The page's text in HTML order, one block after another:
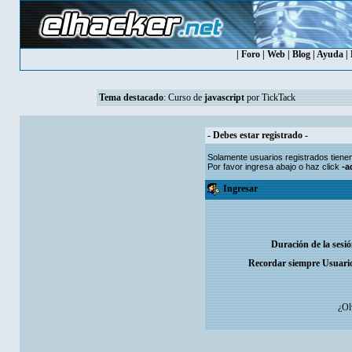
Foro Web Blog Ayuda
Tema destacado: Curso de javascriptpor TickTack
- Debes estar registrado -
Solamente usuariosregistrados
Por favor ingresa abajo o haz click-
Ingresar
Duración de la
Recordar siempre